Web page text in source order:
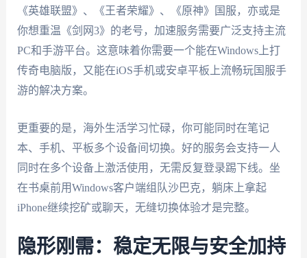
《英雄联盟》、《王者荣耀》、《原神》国服，亦或是
你想重温《剑网3》的老号，加速服务需要广泛支持主流
PC和手游平台。这意味着你需要一个能在Windows上打
传奇电脑版，又能在iOS手机或安卓平板上流畅玩国服手
游的解决方案。
更重要的是，海外生活学习忙碌，你可能同时在笔记
本、手机、平板多个设备间切换。好的服务会支持一人
同时在多个设备上激活使用，无需反复登录踢下线。坐
在书桌前用Windows客户端组队沙巴克，躺床上拿起
iPhone继续挖矿或聊天，无缝切换体验才是完整。
隐形刚需：稳定无限与安全加持